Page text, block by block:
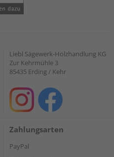
Liebl Sägewerk-Holzhandlung KG
Zur Kehrmühle 3
85435 Erding / Kehr
Zahlungsarten
PayPal